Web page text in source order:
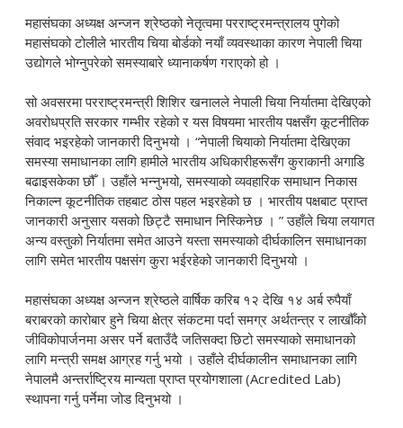
महासंघका अध्यक्ष अन्जन श्रेष्ठको नेतृत्वमा परराष्ट्रमन्त्रालय पुगेको
महासंघको टोलीले भारतीय चिया बोर्डको नयाँ व्यवस्थाका कारण नेपाली चिया
उद्योगले भोग्नुपरेको समस्याबारे ध्यानाकर्षण गराएको हो ।
सो अवसरमा परराष्ट्रमन्त्री शिशिर खनालले नेपाली चिया निर्यातमा देखिएको
अवरोधप्रति सरकार गम्भीर रहेको र यस विषयमा भारतीय पक्षसँग कूटनीतिक
संवाद भइरहेको जानकारी दिनुभयो । “नेपाली चियाको निर्यातमा देखिएका
समस्या समाधानका लागि हामीले भारतीय अधिकारीहरूसँग कुराकानी अगाडि
बढाइसकेका छौँ । उहाँले भन्नुभयो, समस्याको व्यवहारिक समाधान निकास
निकाल्न कूटनीतिक तहबाट ठोस पहल भइरहेको छ । भारतीय पक्षबाट प्राप्त
जानकारी अनुसार यसको छिट्टै समाधान निस्किनेछ । ” उहाँले चिया लयागत
अन्य वस्तुको निर्यातमा समेत आउने यस्ता समस्याको दीर्घकालिन समाधानका
लागि समेत भारतीय पक्षसंग कुरा भईरहेको जानकारी दिनुभयो ।
महासंघका अध्यक्ष अन्जन श्रेष्ठले वार्षिक करिब १२ देखि १४ अर्ब रुपैयाँ
बराबरको कारोबार हुने चिया क्षेत्र संकटमा पर्दा समग्र अर्थतन्त्र र लाखौँको
जीविकोपार्जनमा असर पर्ने बताउँदै जतिसक्दा छिटो समस्याको समाधानको
लागि मन्त्री समक्ष आग्रह गर्नु भयो । उहाँले दीर्घकालीन समाधानका लागि
नेपालमै अन्तर्राष्ट्रिय मान्यता प्राप्त प्रयोगशाला (Acredited Lab)
स्थापना गर्नु पर्नेमा जोड दिनुभयो ।